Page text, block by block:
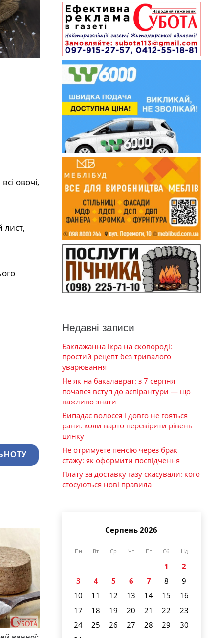
овочі,
лист,
Недавні записи
Баклажанна ікра на сковороді:
простий рецепт без тривалого
уварювання
Не як на бакалаврат: з 7 серпня
почався вступ до аспірантури — що
важливо знати
Випадає волосся і довго не гояться
рани: коли варто перевірити рівень
цинку
Не отримуєте пенсію через брак
стажу: як оформити посвідчення
Плату за доставку газу скасували: кого
стосуються нові правила
Серпень 2026
Пн Вт Ср Чт Пт Сб Нд
1
2
3
4 5 6 7 8
9
10
11 12 13 14 15
16
17
18 19 20 21 22
23
24
25 26 27 28 29
30